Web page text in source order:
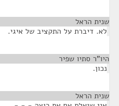
שנית הראל
לא. דיברת על התקציב של איגי.
היו"ר סתיו שפיר
נכון.
שנית הראל